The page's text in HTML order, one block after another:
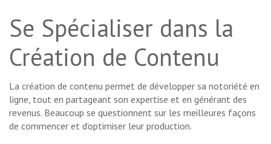
Se Spécialiser dans la
Création de Contenu
La création de contenu permet de développer sa notoriété en
ligne, tout en partageant son expertise et en générant des
revenus. Beaucoup se questionnent sur les meilleures façons
de commencer et d’optimiser leur production.